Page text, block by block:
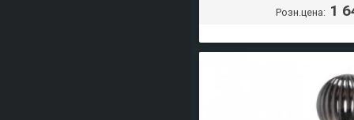
Розн.цена: 1